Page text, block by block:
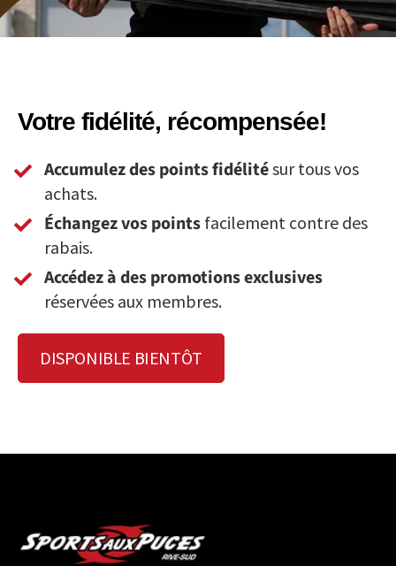
Votre fidélité, récompensée!
Accumulez des points fidélitésur tous vos
achats.
Échangez vos points facilement contre des
rabais.
Accédez à des promotions exclusives
réservées aux membres.
DISPONIBLE BIENTÔT